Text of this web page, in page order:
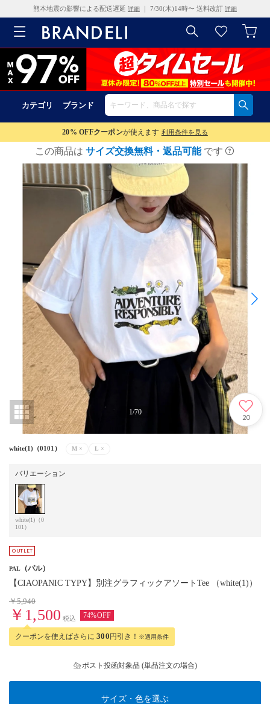
熊本地震の影響による配送遅延 詳細 ｜ 7/30(木)14時〜 送料改訂 詳細
カテゴリ ブランド
20% OFFクーポンが使えます 利用条件を見る
この商品は サイズ交換無料・返品可能 です
1/70
20
white(1)（0101） M × L ×
バリエーション
white(1)（0
101）
PAL （パル）
【CIAOPANIC TYPY】別注グラフィックアソートTee （white(1)）
￥5,940
￥1,500 税込 74%OFF
クーポンを使えばさらに 300円引き！ ※適用条件
ポスト投函対象品 (単品注文の場合)
サイズ・色を選ぶ